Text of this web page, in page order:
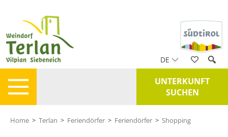
DE
UNTERKUNFT
SUCHEN
Home > Terlan > Feriendörfer > Feriendörfer > Shopping